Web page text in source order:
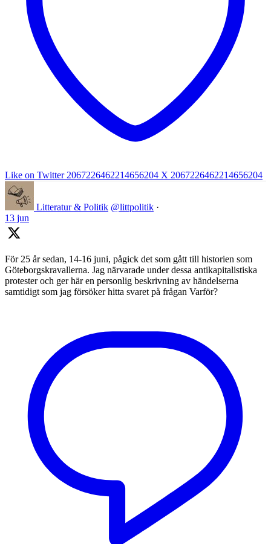
Like on Twitter 2067226462214656204 X 2067226462214656204
Litteratur & Politik @littpolitik ·
13 jun
För 25 år sedan, 14-16 juni, pågick det som gått till historien som
Göteborgskravallerna. Jag närvarade under dessa antikapitalistiska
protester och ger här en personlig beskrivning av händelserna
samtidigt som jag försöker hitta svaret på frågan Varför?